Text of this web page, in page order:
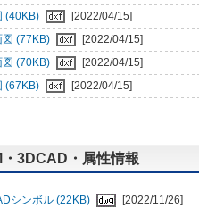
(40KB)
[2022/04/15]
図 (77KB)
[2022/04/15]
図 (70KB)
[2022/04/15]
(67KB)
[2022/04/15]
・3DCAD・属性情報
シンボル (22KB)
[2022/11/26]